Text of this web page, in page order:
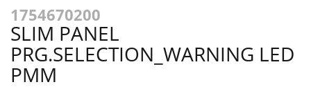
1754670200
SLIM PANEL
PRG.SELECTION_WARNING LED
PMM